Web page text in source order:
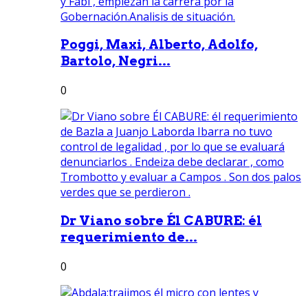
Poggi, Maxi, Alberto, Adolfo,
Bartolo, Negri...
0
Dr Viano sobre Él CABURE: él
requerimiento de...
0